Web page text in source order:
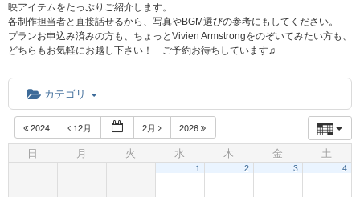
映アイテムをたっぷりご紹介します。
各制作担当者と直接話せるから、写真やBGM選びの参考にもしてください。
プランお申込み済みの方も、ちょっとVivien Armstrongをのぞいてみたい方も、
どちらもお気軽にお越し下さい！ ご予約お待ちしています♬
カテゴリ
2024 12月 2月 2026
日 月 火 水 木 金 土
1 2 3 4